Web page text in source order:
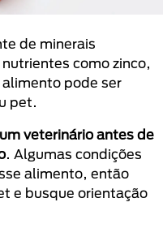
de minerais
como zinco,
pode ser
pet.
veterinário antes de
. Algumas condições
alimento, então
e busque orientação